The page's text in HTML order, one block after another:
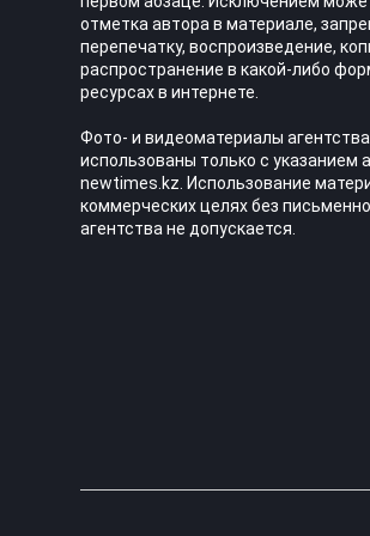
отметка автора в материале,
перепечатку, воспроизведение,
распространение в какой-либо
ресурсах в интернете.
Фото- и видеоматериалы
использованы только с указанием
newtimes.kz. Использование
коммерческих целях без
агентства не допускается.